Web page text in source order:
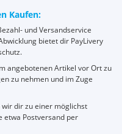
Kaufen:
und Versandservice
bietet dir PayLivery
angebotenen Artikel vor Ort zu
zu nehmen und im Zuge
dir zu einer möglichst
etwa Postversand per